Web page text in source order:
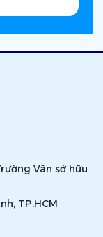
Vân sở hữu
TP.HCM